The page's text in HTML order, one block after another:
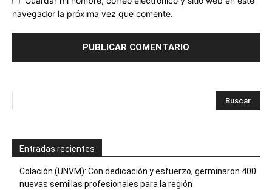
navegador la próxima vez que comente.
Entradas recientes
Colación (UNVM): Con dedicación y esfuerzo, germinaron 400
nuevas semillas profesionales para la región